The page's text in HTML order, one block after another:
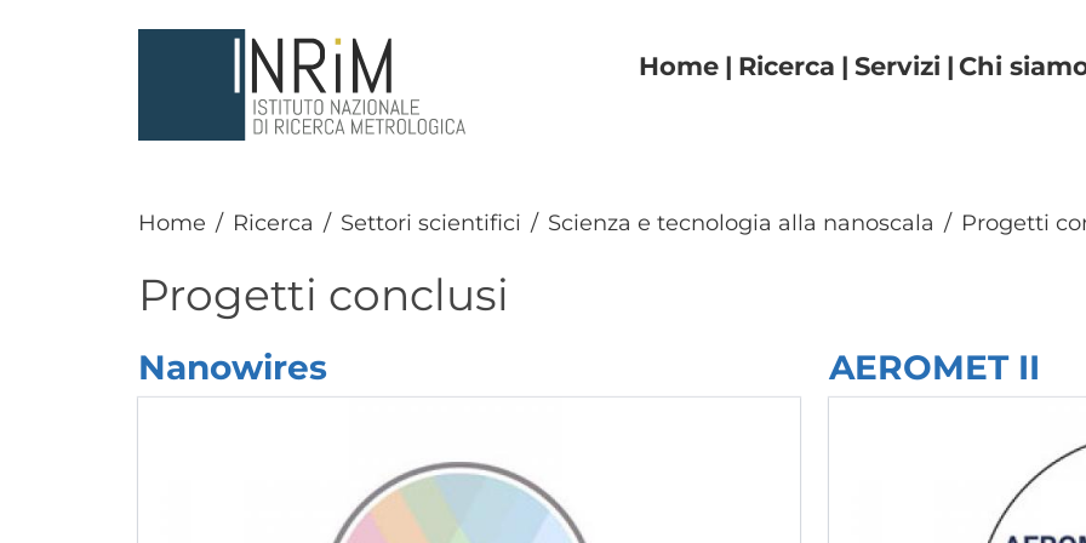
Navigazione principale
Home Ricerca Servizi Chi
Home Ricerca Settori scientifici Scienza e tecnologia alla nanoscala Progetti
Progetti conclusi
Elenco progetti
Nanowires AEROMET II